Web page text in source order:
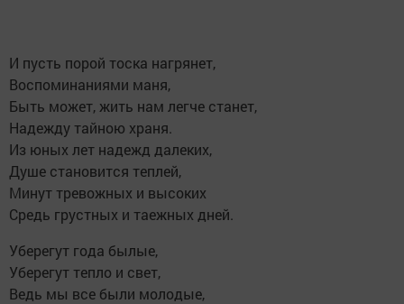
И пусть порой тоска нагрянет,
Воспоминаниями маня,
Быть может, жить нам легче станет,
Надежду тайною храня.
Из юных лет надежд далеких,
Душе становится теплей,
Минут тревожных и высоких
Средь грустных и таежных дней.
Уберегут года былые,
Уберегут тепло и свет,
Ведь мы все были молодые,